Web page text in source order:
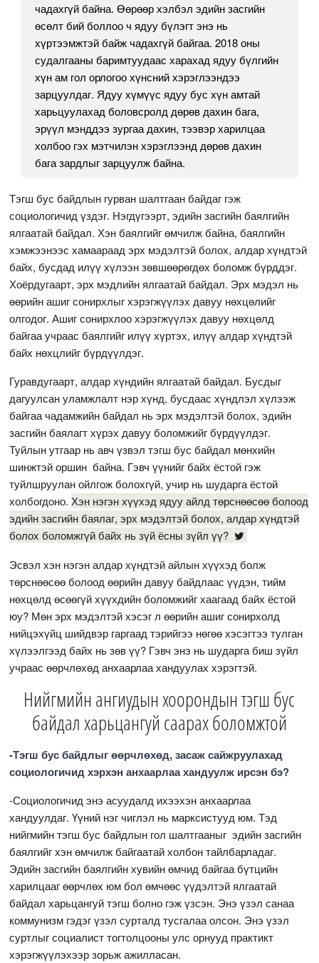
чадахгүй байна. Өөрөөр хэлбэл эдийн засгийн
өсөлт бий боллоо ч ядуу бүлэгт энэ нь
хүртээмжтэй байж чадахгүй байгаа. 2018 оны
судалгааны баримтуудаас харахад ядуу бүлгийн
хүн ам гол орлогоо хүнсний хэрэглээндээ
зарцуулдаг. Ядуу хүмүүс ядуу бус хүн амтай
харьцуулахад боловсролд дөрөв дахин бага,
эрүүл мэнддээ зургаа дахин, тээвэр харилцаа
холбоо гэх мэтчилэн хэрэглээнд дөрөв дахин
бага зардлыг зарцуулж байна.
Тэгш бус байдлын гурван шалтгаан байдаг гэж
социологичид үздэг. Нэгдүгээрт, эдийн засгийн баялгийн
ялгаатай байдал. Хэн баялгийг өмчилж байна, баялгийн
хэмжээнээс хамаараад эрх мэдэлтэй болох, алдар хүндтэй
байх, бусдад илүү хүлээн зөвшөөрөгдөх боломж бүрддэг.
Хоёрдугаарт, эрх мэдлийн ялгаатай байдал. Эрх мэдэл нь
өөрийн ашиг сонирхлыг хэрэгжүүлэх давуу нөхцөлийг
олгодог. Ашиг сонирхлоо хэрэгжүүлэх давуу нөхцөлд
байгаа учраас баялгийг илүү хүртэх, илүү алдар хүндтэй
байх нөхцлийг бүрдүүлдэг.
Гуравдугаарт, алдар хүндийн ялгаатай байдал. Бусдыг
дагуулсан уламжлалт нэр хүнд, бусдаас хүндлэл хүлээж
байгаа чадамжийн байдал нь эрх мэдэлтэй болох, эдийн
засгийн баялагт хүрэх давуу боломжийг бүрдүүлдэг.
Туйлын утгаар нь авч үзвэл тэгш бус байдал мөнхийн
шинжтэй оршин байна. Гэвч үүнийг байх ёстой гэж
туйлшруулан ойлгож болохгүй, учир нь шударга ёстой
холбогдоно. Хэн нэгэн хүүхэд ядуу айлд төрснөөсөө болоод
эдийн засгийн баялаг, эрх мэдэлтэй болох, алдар хүндтэй
болох боломжгүй байх нь зүй ёсны зүйл үү?
Эсвэл хэн нэгэн алдар хүндтэй айлын хүүхэд болж
төрснөөсөө болоод өөрийн давуу байдлаас үүдэн, тийм
нөхцөлд өсөөгүй хүүхдийн боломжийг хаагаад байх ёстой
юу? Мөн эрх мэдэлтэй хэсэг л өөрийн ашиг сонирхолд
нийцэхүйц шийдвэр гаргаад тэрийгээ нөгөө хэсэгтээ тулган
хүлээлгээд байх нь зөв үү? Гэвч энэ нь шударга биш зүйл
учраас өөрчлөхөд анхаарлаа хандуулах хэрэгтэй.
Нийгмийн ангиудын хоорондын тэгш бус
байдал харьцангуй саарах боломжтой
-Тэгш бус байдлыг өөрчлөхөд, засаж сайжруулахад
социологичид хэрхэн анхаарлаа хандуулж ирсэн бэ?
-Социологичид энэ асуудалд ихээхэн анхаарлаа
хандуулдаг. Үүний нэг чиглэл нь марксистууд юм. Тэд
нийгмийн тэгш бус байдлын гол шалтгааныг эдийн засгийн
баялгийг хэн өмчилж байгаатай холбон тайлбарладаг.
Эдийн засгийн баялгийн хувийн өмчид байгаа бүтцийн
харилцааг өөрчлөх юм бол өмчөөс үүдэлтэй ялгаатай
байдал харьцангуй тэгш болно гэж үзсэн. Энэ үзэл санаа
коммунизм гэдэг үзэл сурталд тусгалаа олсон. Энэ үзэл
суртлыг социалист тогтолцооны улс орнууд практикт
хэрэгжүүлэхээр зорьж ажилласан.